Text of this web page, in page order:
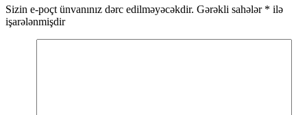
Sizin e-poçt ünvanınız dərc edilməyəcəkdir. Gərəkli sahələr * ilə
işarələnmişdir